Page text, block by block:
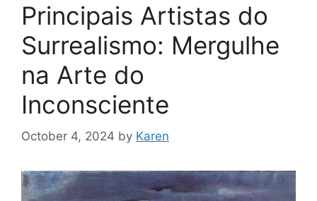
Principais Artistas do
Surrealismo: Mergulhe
na Arte do
Inconsciente
October 4, 2024 by Karen